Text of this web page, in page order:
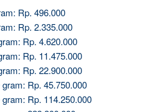
Rp. 496.000
Rp. 2.335.000
Rp. 4.620.000
Rp. 11.475.000
Rp. 22.900.000
Rp. 45.750.000
Rp. 114.250.000